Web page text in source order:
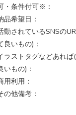
・条件付可※：
品希望日：
動されているSNSの
良いもの)：
ラストタグなどあれ
いもの)：
用利用：
の他備考：